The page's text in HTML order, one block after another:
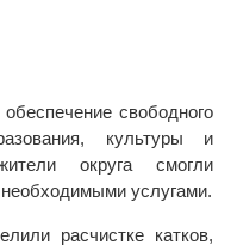
свободного
культуры и
округа смогли
необходимыми услугами.
расчистке катков,